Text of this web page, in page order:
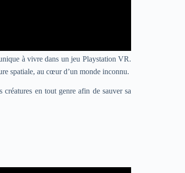
à vivre dans un jeu Playstation VR.
spatiale, au cœur d’un monde inconnu.
en tout genre afin de sauver sa